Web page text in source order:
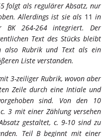
folgt als regulärer Absatz, nur
Allerdings ist sie als 11 in
BK 264-264 integriert. Der
Text des Stücks bleibt
also Rubrik und Text als ein
Liste verstanden.
3-zeiliger Rubrik, wovon aber
Zeile durch eine Intiale und
sind. Von den 10
3 mit einer Zählung versehen
gestaltet, c. 9-10 sind zu
Teil B beginnt mit einer